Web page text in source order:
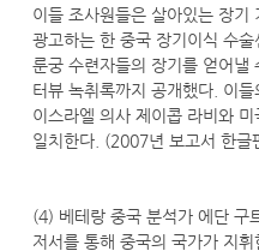
이들 조사원들은 살아있는 장기
광고하는 한 중국 장기이식 수
룬궁 수련자들의 장기를 얻어낼
터뷰 녹취록까지 공개했다. 이
이스라엘 의사 제이콥 라비와
일치한다. (2007년 보고서 한글
(4) 베테랑 중국 분석가 에단 구
저서를 통해 중국의 국가가 지